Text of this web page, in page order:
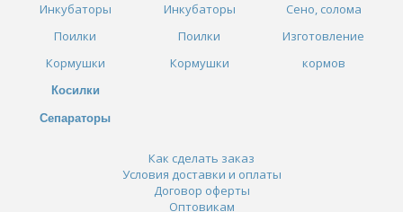
Инкубаторы
Поилки
Кормушки
Косилки
Сепараторы
Инкубаторы
Поилки
Кормушки
Сено, солома
Изготовление
кормов
Как сделать заказ
Условия доставки и оплаты
Договор оферты
Оптовикам